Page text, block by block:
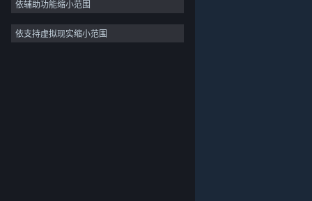
关于蒸汽平台|退款政策|软件许可服务协议
个人信息保护政策|个人信息出境告知书|
体育
视频制作
依辅助功能缩小范围
依支持虚拟现实缩小范围